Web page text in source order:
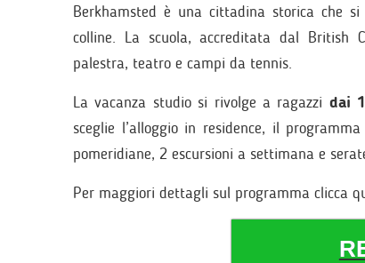
Berkhamsted è una cittadina storica che
colline. La scuola, accreditata dal British
palestra, teatro e campi da tennis.
La vacanza studio si rivolge a ragazzi dai
sceglie l’alloggio in residence, il
pomeridiane, 2 escursioni a settimana e
Per maggiori dettagli sul programma clicca